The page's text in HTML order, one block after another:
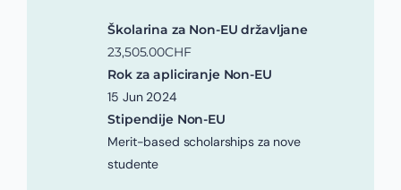
Školarina za Non-EU državljane
23,505.00CHF
Rok za apliciranje Non-EU
15 Jun 2024
Stipendije Non-EU
Merit-based scholarships za nove
studente